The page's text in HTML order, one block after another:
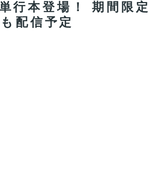
行本登場！ 期間限定
配信予定